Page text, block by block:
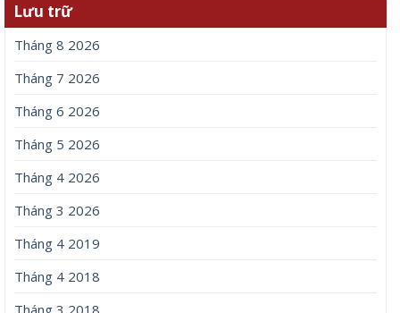
Lưu trữ
Tháng 8 2026
Tháng 7 2026
Tháng 6 2026
Tháng 5 2026
Tháng 4 2026
Tháng 3 2026
Tháng 4 2019
Tháng 4 2018